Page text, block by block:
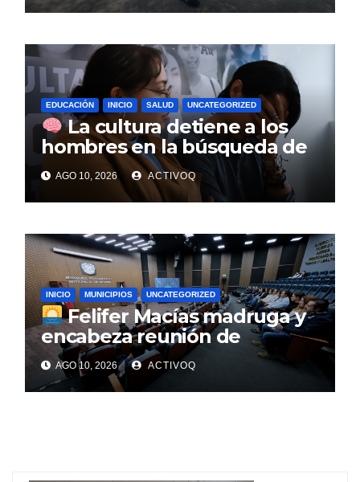
recibirlo
EDUCACIÓN INICIO SALUD UNCATEGORIZED
La cultura detiene a los
hombres en la búsqueda de
atención para la salud
mental: UAQ
AGO 10, 2026 ACTIVOQ
INICIO MUNICIPIOS UNCATEGORIZED
Felifer Macías madruga y
encabeza reunión de
gabinete a las 5:30 a.m. para
definir la agenda municipal
AGO 10, 2026 ACTIVOQ